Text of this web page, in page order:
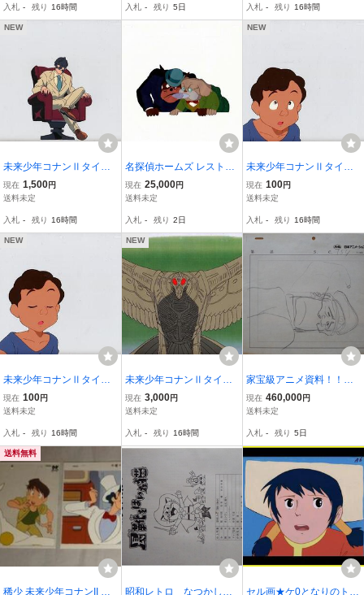
入札 - 残り 16時間
手描き背景つきセル画
入札 - 残り 5日 入札 - 残り 16時間
NEW
未来少年コナンⅡタイガ
アドベンチャー[OP] 2031
2-09(749)
現在 1,500円
送料未定
入札 - 残り 16時間
名探偵ホームズ レストレ
ード警部 頭取 セル画 宮
崎駿 アーサー・コナン・
ビー新社 テレビ朝日 アニ
メ【A300】
現在 25,000円
送料未定
入札 - 残り 2日
NEW
未来少年コナンⅡタイガ
アドベンチャー 18805-03
(683)
現在 100円
送料未定
入札 - 残り 16時間
NEW
未来少年コナンⅡタイガ
アドベンチャー 18805-01
(681)
現在 100円
送料未定
入札 - 残り 16時間
NEW
未来少年コナンⅡタイガ
アドベンチャー[OP] 2031
2-07(5567)
現在 3,000円
送料未定
入札 - 残り 16時間
家宝級アニメ資料！！
「未来少年コナン」 ぐ
ったりしてボロボロにな
長◇まぼろしの宮崎駿監
現在 460,000円
送料未定
入札 - 残り 5日
送料無料
稀少 未来少年コナンII タ
昭和レトロ なつかしの
セル画★ケ0となりのトト